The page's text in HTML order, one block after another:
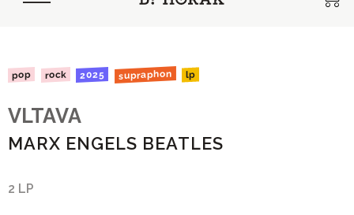
pop rock 2025 supraphon lp
VLTAVA
MARX ENGELS BEATLES
2 LP